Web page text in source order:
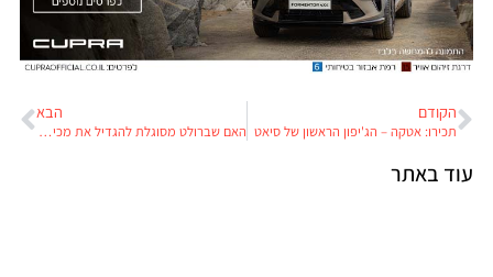
הקודם
תכירו: אטקה – הג'יפון הראשון של סיאט
הבא
האם שברולט מסוגלת להגדיל את מכירותיה בישראל ב-40%?
באתר